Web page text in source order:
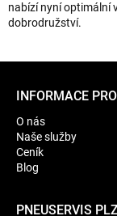
nabízí nyní optimální
dobrodružství.
INFORMACE
O nás
Naše služby
Ceník
Blog
PNEUSERVIS